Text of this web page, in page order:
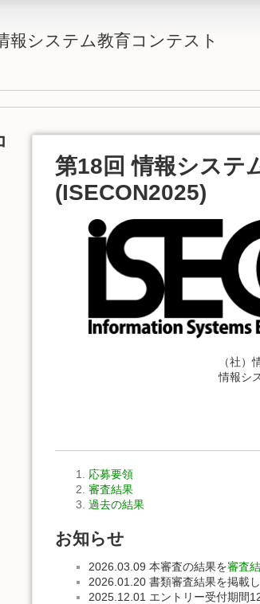
報システム教育コンテスト
第18回 情報システ
(ISECON2025)
（社
情報シ
応募要領
審査結果
過去の結果
お知らせ
2026.03.09 本審査の結果を審査
2026.01.20 書類審査結果を掲載し
2025.12.01 エントリー受付期間